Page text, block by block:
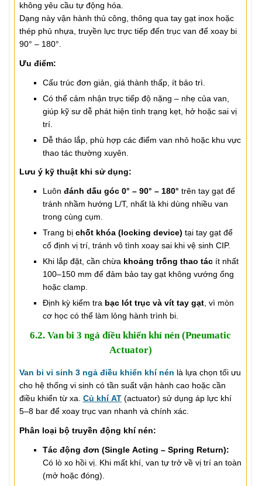
không yêu cầu tự động hóa.
Dạng này vận hành thủ công, thông qua tay gạt inox hoặc
thép phủ nhựa, truyền lực trực tiếp đến trục van để xoay bi
90° – 180°.
Ưu điểm:
Cấu trúc đơn giản, giá thành thấp, ít bảo trì.
Có thể cảm nhận trực tiếp độ nặng – nhẹ của van,
giúp kỹ sư dễ phát hiện tình trạng kẹt, hở hoặc sai vị
trí.
Dễ tháo lắp, phù hợp các điểm van nhỏ hoặc khu vực
thao tác thường xuyên.
Lưu ý kỹ thuật khi sử dụng:
Luôn đánh dấu góc 0° – 90° – 180° trên tay gạt để
tránh nhầm hướng L/T, nhất là khi dùng nhiều van
trong cùng cụm.
Trang bị chốt khóa (locking device) tại tay gạt để
cố định vị trí, tránh vô tình xoay sai khi vệ sinh CIP.
Khi lắp đặt, cần chừa khoảng trống thao tácít nhất
100–150 mm để đảm bảo tay gạt không vướng ống
hoặc clamp.
Định kỳ kiểm tra bạc lót trục và vít tay gạt, vì mòn
cơ học có thể làm lỏng hành trình bi.
6.2. Van bi 3 ngả điều khiển khí nén (Pneumatic
Actuator)
Van bi vi sinh 3 ngả điều khiển khí nén là lựa chọn tối ưu
cho hệ thống vi sinh có tần suất vận hành cao hoặc cần
điều khiển từ xa. Củ khí AT(actuator) sử dụng áp lực khí
5–8 bar để xoay trục van nhanh và chính xác.
Phân loại bộ truyền động khí nén:
Tác động đơn (Single Acting – Spring Return):
Có lò xo hồi vị. Khi mất khí, van tự trở về vị trí an toàn
(mở hoặc đóng).